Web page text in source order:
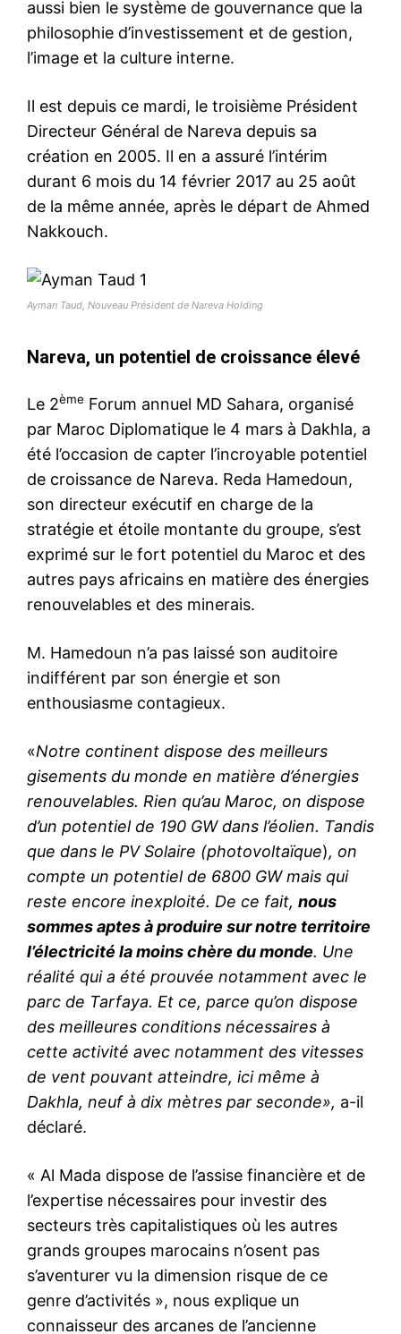
le1.ma
l'intelligence de
l'information
S'ABONNER MAINTENANT
Insight Publications
À propos
Nous contacter
Formules d’abonnement
Mon compte
aussi bien le système de gouvernance que la
philosophie d’investissement et de gestion,
l’image et la culture interne.
Il est depuis ce mardi, le troisième Président
Directeur Général de Nareva depuis sa
création en 2005. Il en a assuré l’intérim
durant 6 mois du 14 février 2017 au 25 août
de la même année, après le départ de Ahmed
Nakkouch.
Ayman Taud, Nouveau Président de Nareva Holding
Nareva, un potentiel de croissance élevé
Le 2ème Forum annuel MD Sahara, organisé
par Maroc Diplomatique le 4 mars à Dakhla, a
été l’occasion de capter l’incroyable potentiel
de croissance de Nareva. Reda Hamedoun,
son directeur exécutif en charge de la
stratégie et étoile montante du groupe, s’est
exprimé sur le fort potentiel du Maroc et des
autres pays africains en matière des énergies
renouvelables et des minerais.
M. Hamedoun n’a pas laissé son auditoire
indifférent par son énergie et son
enthousiasme contagieux.
«Notre continent dispose des meilleurs
gisements du monde en matière d’énergies
renouvelables. Rien qu’au Maroc, on dispose
d’un potentiel de 190 GW dans l’éolien. Tandis
que dans le PV Solaire (photovoltaïque), on
compte un potentiel de 6800 GW mais qui
reste encore inexploité. De ce fait, nous
sommes aptes à produire sur notre territoire
l’électricité la moins chère du monde. Une
réalité qui a été prouvée notamment avec le
parc de Tarfaya. Et ce, parce qu’on dispose
des meilleures conditions nécessaires à
cette activité avec notamment des vitesses
de vent pouvant atteindre, ici même à
Dakhla, neuf à dix mètres par seconde», a-il
déclaré.
« Al Mada dispose de l’assise financière et de
l’expertise nécessaires pour investir des
secteurs très capitalistiques où les autres
grands groupes marocains n’osent pas
s’aventurer vu la dimension risque de ce
genre d’activités », nous explique un
connaisseur des arcanes de l’ancienne